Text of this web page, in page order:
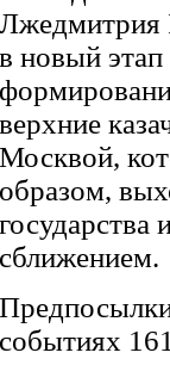
Лжедмитрия
в новый
верхние
Москвой,
образом,
сближением.
событиях